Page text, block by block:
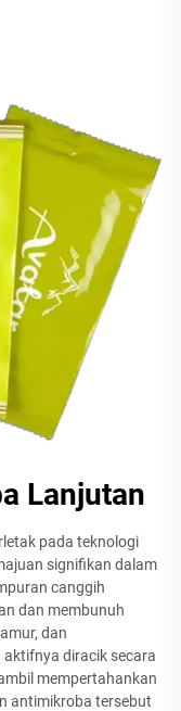
Lanjutan
pada teknologi
signifikan dalam
canggih
dan membunuh
dan
diracik secara
mempertahankan
antimikroba tersebut